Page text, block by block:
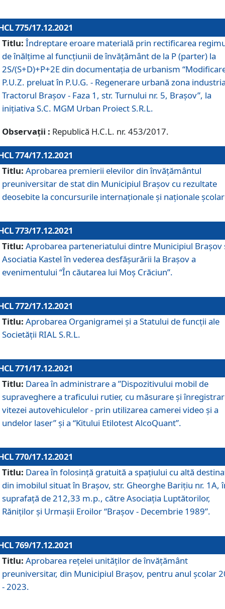
775/17.12.2021
Titlu: Îndreptare eroare materială prin rectificarea
de înălţime al funcţiunii de învăţământ de la P (parter) la
2S/(S+D)+P+2E din documentaţia de urbanism
P.U.Z. preluat în P.U.G. - Regenerare urbană zona
Tractorul Braşov - Faza 1, str. Turnului nr. 5, Braşov”, la
iniţiativa S.C. MGM Urban Proiect S.R.L.
Observații : Republică H.C.L. nr. 453/2017.
774/17.12.2021
Titlu: Aprobarea premierii elevilor din învățământul
preuniversitar de stat din Municipiul Brașov cu rezultate
deosebite la concursurile internaționale și naționale
773/17.12.2021
Titlu: Aprobarea parteneriatului dintre Municipiul Brașov
Asociatia Kastel în vederea desfăşurării la Brașov a
evenimentului “În căutarea lui Moș Crăciun”.
772/17.12.2021
Titlu: Aprobarea Organigramei şi a Statului de funcţii ale
Societăţii RIAL S.R.L.
771/17.12.2021
Titlu: Darea în administrare a ”Dispozitivului mobil de
supraveghere a traficului rutier, cu măsurare și
vitezei autovehiculelor - prin utilizarea camerei video și a
undelor laser” și a “Kitului Etilotest AlcoQuant”.
770/17.12.2021
Titlu: Darea în folosinţă gratuită a spaţiului cu altă
din imobilul situat în Braşov, str. Gheorghe Bariţiu nr. 1A,
suprafaţă de 212,33 m.p., către Asociaţia Luptătorilor,
Răniţilor şi Urmaşii Eroilor “Braşov - Decembrie 1989”.
769/17.12.2021
Titlu: Aprobarea reţelei unităţilor de învăţământ
preuniversitar, din Municipiul Braşov, pentru anul şcolar
- 2023.